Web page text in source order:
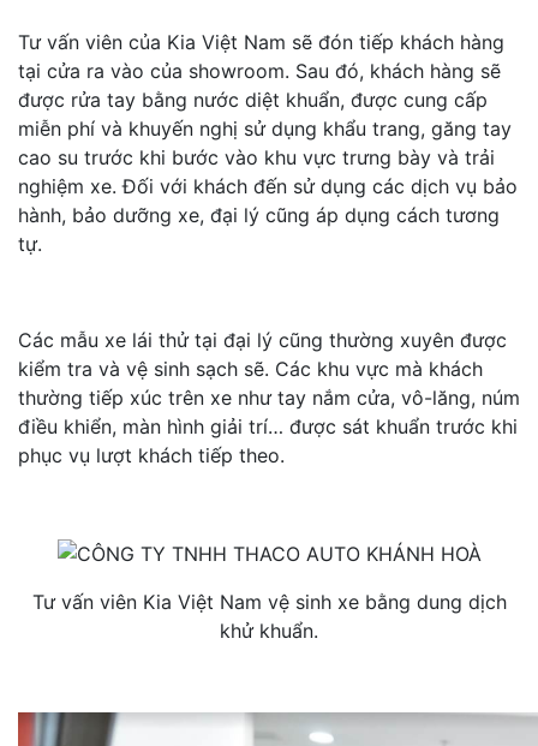
Tư vấn viên của Kia Việt Nam sẽ đón tiếp khách hàng
tại cửa ra vào của showroom. Sau đó, khách hàng sẽ
được rửa tay bằng nước diệt khuẩn, được cung cấp
miễn phí và khuyến nghị sử dụng khẩu trang, găng tay
cao su trước khi bước vào khu vực trưng bày và trải
nghiệm xe. Đối với khách đến sử dụng các dịch vụ bảo
hành, bảo dưỡng xe, đại lý cũng áp dụng cách tương
tự.
Các mẫu xe lái thử tại đại lý cũng thường xuyên được
kiểm tra và vệ sinh sạch sẽ. Các khu vực mà khách
thường tiếp xúc trên xe như tay nắm cửa, vô-lăng, núm
điều khiển, màn hình giải trí… được sát khuẩn trước khi
phục vụ lượt khách tiếp theo.
Tư vấn viên Kia Việt Nam vệ sinh xe bằng dung dịch
khử khuẩn.